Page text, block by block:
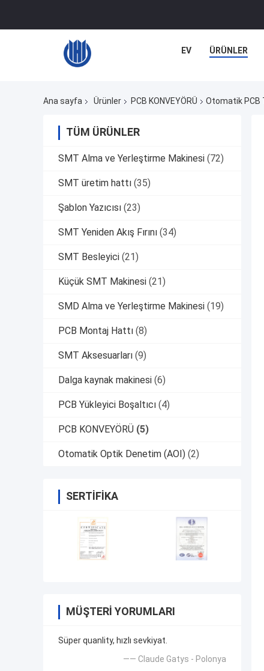
EV ÜRÜNLER
Ana sayfa Ürünler PCB KONVEYÖRÜ Otomatik PCB
TÜM ÜRÜNLER
SMT Alma ve Yerleştirme Makinesi (72)
SMT üretim hattı (35)
Şablon Yazıcısı (23)
SMT Yeniden Akış Fırını (34)
SMT Besleyici (21)
Küçük SMT Makinesi (21)
SMD Alma ve Yerleştirme Makinesi (19)
PCB Montaj Hattı (8)
SMT Aksesuarları (9)
Dalga kaynak makinesi (6)
PCB Yükleyici Boşaltıcı (4)
PCB KONVEYÖRÜ (5)
Otomatik Optik Denetim (AOI) (2)
SERTIFIKA
MÜŞTERI YORUMLARI
Süper quanlity, hızlı sevkiyat.
—— Claude Gatys - Polonya